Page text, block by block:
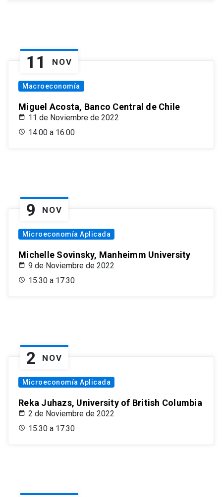
11 NOV
Macroeconomía
Miguel Acosta, Banco Central de Chile
11 de Noviembre de 2022
14:00 a 16:00
9 NOV
Microeconomía Aplicada
Michelle Sovinsky, Manheimm University
9 de Noviembre de 2022
15:30 a 17:30
2 NOV
Microeconomía Aplicada
Reka Juhazs, University of British Columbia
2 de Noviembre de 2022
15:30 a 17:30